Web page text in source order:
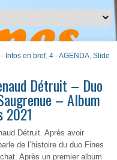
Infos en bref, 4 - AGENDA, Slide
Détruit – Duo
– Album
2021
Détruit. Après avoir
de l’histoire du duo Fines
Après un premier album